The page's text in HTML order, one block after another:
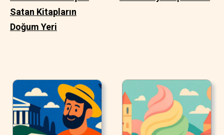
Satan Kitapların
Doğum Yeri